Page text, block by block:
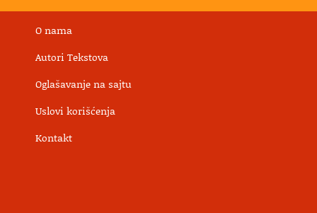
O nama
Autori Tekstova
Oglašavanje na sajtu
Uslovi korišćenja
Kontakt